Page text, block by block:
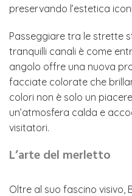
preservando l’estetica
Passeggiare tra le strette
tranquilli canali è come
angolo offre una nuova
facciate colorate che
colori non è solo un
un’atmosfera calda e
visitatori.
L’arte del merletto
Oltre al suo fascino visivo,